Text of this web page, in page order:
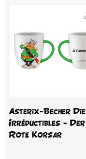
Asterix-Becher Die
Irréductibles - Der
Rote Korsar